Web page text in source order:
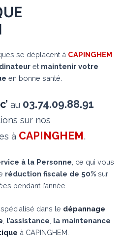
se déplacent à CAPINGHEM
et maintenir votre
en bonne santé.
au 03.74.09.88.91
sur nos
à CAPINGHEM.
à la Personne , ce qui vous
réduction fiscale de 50% sur
pendant l’année.
dans le dépannage
l’assistance la maintenance
à CAPINGHEM.